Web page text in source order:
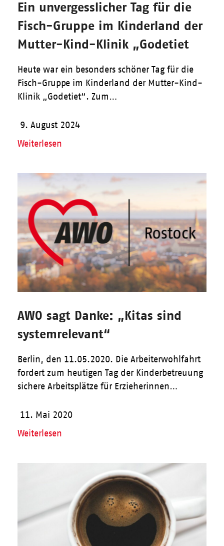
Ein unvergesslicher Tag für die
Fisch-Gruppe im Kinderland der
Mutter-Kind-Klinik „Godetiet
Heute war ein besonders schöner Tag für die
Fisch-Gruppe im Kinderland der Mutter-Kind-
Klinik „Godetiet“. Zum…
9. August 2024
Weiterlesen
AWO sagt Danke: „Kitas sind
systemrelevant“
Berlin, den 11.05.2020. Die Arbeiterwohlfahrt
fordert zum heutigen Tag der Kinderbetreuung
sichere Arbeitsplätze für Erzieherinnen…
11. Mai 2020
Weiterlesen